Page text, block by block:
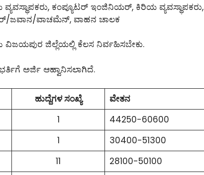
ವ್ಯವಸ್ಥಾಪಕರು, ಕಂಪ್ಯೂಟರ್ ಇಂಜಿನಿಯರ್, ಕಿರಿಯ ವ್ಯವಸ್ಥಾಪಕರು,
ಜವಾನ/ವಾಚಮೆನ್, ವಾಹನ ಚಾಲಕ
ವಿಜಯಪುರ ಜಿಲ್ಲೆಯಲ್ಲಿ ಕೆಲಸ ನಿರ್ವಹಿಸಬೇಕು.
ಅರ್ಜಿ ಆಹ್ವಾನಿಸಲಾಗಿದೆ.
ಹುದ್ದೆಗಳ ಸಂಖ್ಯೆ
ವೇತನ
1
44250-60600
1
30400-51300
11
28100-50100